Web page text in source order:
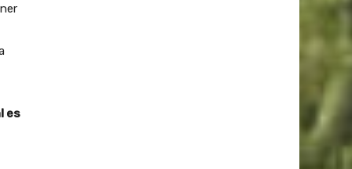
es